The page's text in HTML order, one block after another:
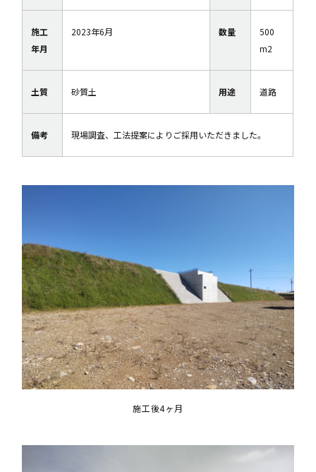
施工
年月
2023年6月 数量
500
m2
土質 砂質土 用途 道路
備考 現場調査、工法提案によりご採用いただきました。
施工後4ヶ月